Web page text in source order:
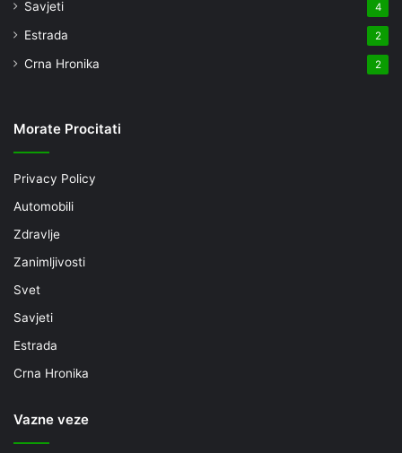
Savjeti 4
Estrada 2
Crna Hronika 2
Morate Procitati
Privacy Policy
Automobili
Zdravlje
Zanimljivosti
Svet
Savjeti
Estrada
Crna Hronika
Vazne veze